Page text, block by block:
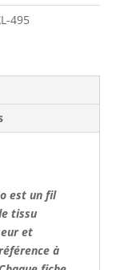
495
est un fil
tissu
et
à